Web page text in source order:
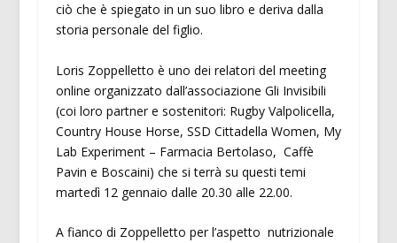
ciò che è spiegato in un suo libro e deriva dalla
storia personale del figlio.
Loris Zoppelletto è uno dei relatori del meeting
online organizzato dall’associazione Gli Invisibili
(coi loro partner e sostenitori: Rugby Valpolicella,
Country House Horse, SSD Cittadella Women, My
Lab Experiment – Farmacia Bertolaso, Caffè
Pavin e Boscaini) che si terrà su questi temi
martedì 12 gennaio dalle 20.30 alle 22.00.
A fianco di Zoppelletto per l’aspetto nutrizionale